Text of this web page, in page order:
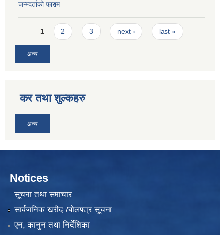
जन्मदर्ताको फाराम
Pages
1 2 3 next › last »
अन्य
कर तथा शुल्कहरु
अन्य
Notices
सूचना तथा समाचार
सार्वजनिक खरीद /बोलपत्र सूचना
एन, कानुन तथा निर्देशिका